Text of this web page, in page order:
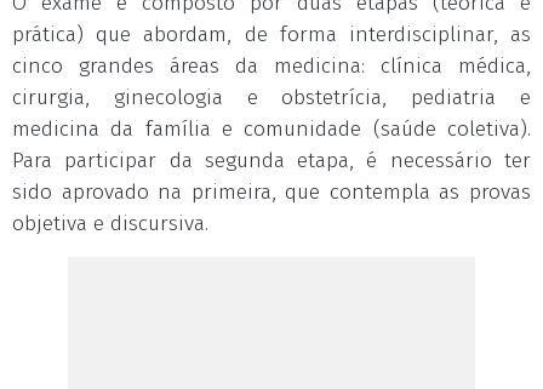
prática) que abordam, de forma interdisciplinar, as
cinco grandes áreas da medicina: clínica médica,
cirurgia, ginecologia e obstetrícia, pediatria e
medicina da família e comunidade (saúde coletiva).
Para participar da segunda etapa, é necessário ter
sido aprovado na primeira, que contempla as provas
objetiva e discursiva.